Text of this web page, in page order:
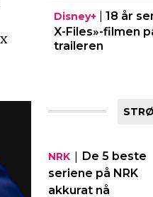
Disney+
18 år
X-Files»-filmen
traileren
NRK| De 5 beste
seriene på NRK
akkurat nå